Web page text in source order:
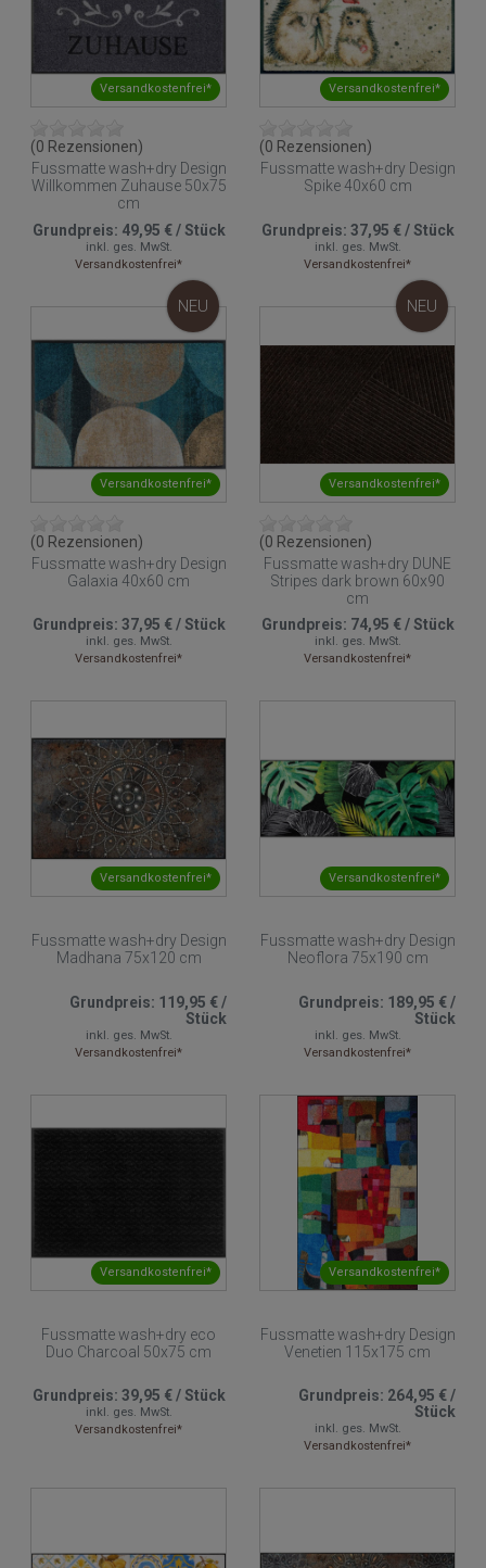
Versandkostenfrei*
(0 Rezensionen)
Fussmatte wash+dry Design
Willkommen Zuhause 50x75
cm
Grundpreis: 49,95 €/Stück
inkl. ges. MwSt.
Versandkostenfrei*
Versandkostenfrei*
(0 Rezensionen)
Fussmatte wash+dry Design
Spike 40x60 cm
Grundpreis: 37,95 €/Stück
inkl. ges. MwSt.
Versandkostenfrei*
Versandkostenfrei*
NEU
(0 Rezensionen)
Fussmatte wash+dry Design
Galaxia 40x60 cm
Grundpreis: 37,95 €/Stück
inkl. ges. MwSt.
Versandkostenfrei*
Versandkostenfrei*
NEU
(0 Rezensionen)
Fussmatte wash+dry DUNE
Stripes dark brown 60x90
cm
Grundpreis: 74,95 €/Stück
inkl. ges. MwSt.
Versandkostenfrei*
Versandkostenfrei*
Fussmatte wash+dry Design
Madhana 75x120 cm
Grundpreis: 119,95 €/
Stück
inkl. ges. MwSt.
Versandkostenfrei*
Versandkostenfrei*
Fussmatte wash+dry Design
Neoflora 75x190 cm
Grundpreis: 189,95 €/
Stück
inkl. ges. MwSt.
Versandkostenfrei*
Versandkostenfrei*
Fussmatte wash+dry eco
Duo Charcoal 50x75 cm
Grundpreis: 39,95 €/Stück
inkl. ges. MwSt.
Versandkostenfrei*
Versandkostenfrei*
Fussmatte wash+dry Design
Venetien 115x175 cm
Grundpreis: 264,95 €/
Stück
inkl. ges. MwSt.
Versandkostenfrei*